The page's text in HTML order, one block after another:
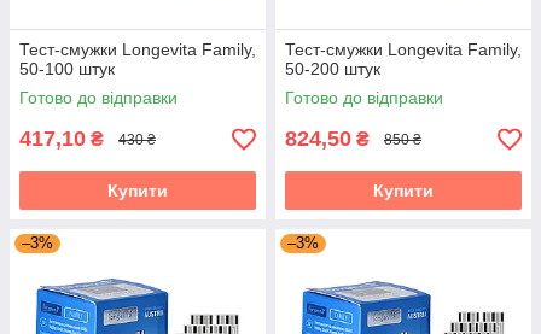
проведення аналізу. Вони не вимагають
особливих вмінь у використанні. Можуть
бути використані в будь-яких умовах.
3
Спеціальний матеріал дозволяє обійтися
без хворобливих проколів. Дані тест-смужки
особливого вміння у використанні. Ви з
легкістю зможете провести аналіз будинку
4
герметичну коробку, яка не пропускає
ультрафіолетові промені, вологу, рідина і
Тест-смужки Longevita Family,
50-100 штук
Готово до відправки
417,10 ₴ 430 ₴
Купити
Тест-смужки Longevita Family,
50-200 штук
Готово до відправки
824,50 ₴ 850 ₴
Купити
–3% –3%